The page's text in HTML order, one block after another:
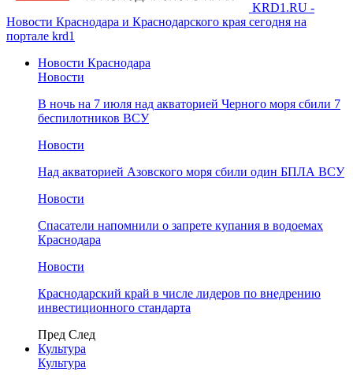
KRD1.RU -
Новости Краснодара и Краснодарского края сегодня на
портале krd1
Новости Краснодара
Новости
В ночь на 7 июля над акваторией Черного моря сбили 7
беспилотников ВСУ
Новости
Над акваторией Азовского моря сбили один БПЛА ВСУ
Новости
Спасатели напомнили о запрете купания в водоемах
Краснодара
Новости
Краснодарский край в числе лидеров по внедрению
инвестиционного стандарта
Пред След
Культура
Культура